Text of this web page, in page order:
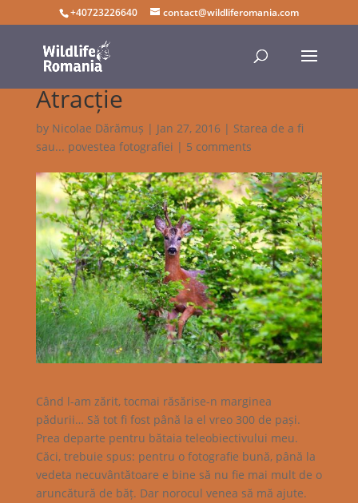
+40723226640 contact@wildliferomania.com
Atracție
by Nicolae Dărămuș | Jan 27, 2016| Starea de a fi
sau... povestea fotografiei | 5 comments
Când l-am zărit, tocmai răsărise-n marginea
pădurii… Să tot fi fost până la el vreo 300 de pași.
Prea departe pentru bătaia teleobiectivului meu.
Căci, trebuie spus: pentru o fotografie bună, până la
vedeta necuvântătoare e bine să nu fie mai mult de o
aruncătură de băț. Dar norocul venea să mă ajute.